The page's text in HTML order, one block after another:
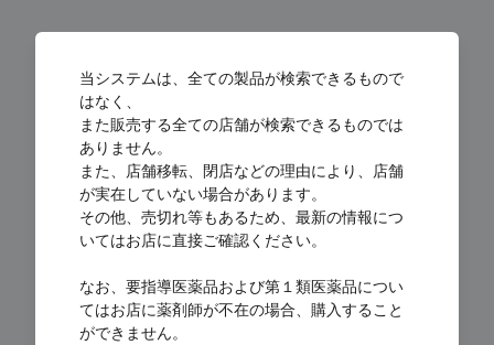
Loading...
当システムは、全ての製品が検索できるもので
はなく、
また販売する全ての店舗が検索できるものでは
ありません。
また、店舗移転、閉店などの理由により、店舗
が実在していない場合があります。
その他、売切れ等もあるため、最新の情報につ
いてはお店に直接ご確認ください。
なお、要指導医薬品および第１類医薬品につい
てはお店に薬剤師が不在の場合、購入すること
ができません。